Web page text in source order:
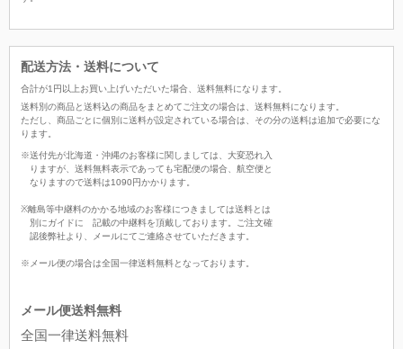
配送方法・送料について
合計が1 円以上お買い上げいただいた場合、 送料無料になります。
送料別の商品と送料込の商品をまとめてご注文の場合は、送料無料になります。
ただし、商品ごとに個別に送料が設定されている場合は、その分の送料は追加で必要にな
ります。
※送付先が北海道・沖縄のお客様に関しましては、大変恐れ入
りますが、送料無料表示であっても宅配便の場合、航空便と
なりますので送料は1090円かかります。
※離島等中継料のかかる地域のお客様につきましては送料とは
別にガイドに 記載の中継料を頂戴しております。ご注文確
認後弊社より、メールにてご連絡させていただきます。
※メール便の場合は全国一律送料無料となっております。
メール便送料無料
全国一律送料無料